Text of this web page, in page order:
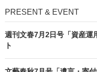
PRESENT & EVENT
週刊文春7月2日号「資産運
ト